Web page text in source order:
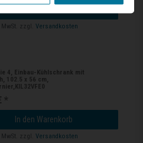
zzgl.Versandkosten
4, Einbau-Kühlschrank mit
102.5 x 56 cm,
*
In den Warenkorb
zzgl.Versandkosten